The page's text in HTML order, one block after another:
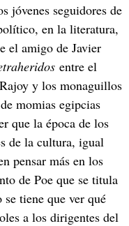
jóvenes seguidores de
en la literatura,
el amigo de Javier
entre el
y los monaguillos
momias egipcias
que la época de los
de la cultura, igual
pensar más en los
de Poe que se titula
se tiene que ver qué
a los dirigentes del